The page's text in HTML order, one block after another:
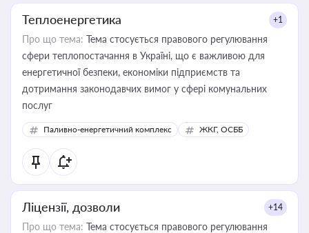
Теплоенергетика +1
Про що тема: Тема стосується правового регулювання
сфери теплопостачання в Україні, що є важливою для
енергетичної безпеки, економіки підприємств та
дотримання законодавчих вимог у сфері комунальних
послуг
Паливно-енергетичний комплекс ЖКГ, ОСББ
Ліцензії, дозволи +14
Про що тема: Тема стосується правового регулювання